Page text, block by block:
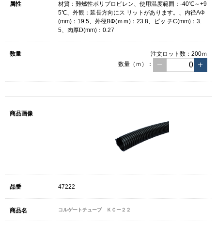
材質：難燃性ポリプロピレン、使用温度範囲：-40℃～+9
5℃、外観：延長方向にス リットがあります。、内径AΦ
(mm)：19.5、外径BΦ(ｍｍ)：23.8、ピッ チC(mm)：3.
5、肉厚D(mm)：0.27
注文ロット数： 200ｍ
数量（ｍ）：
47222
コルゲートチューブ ＫＣー２２